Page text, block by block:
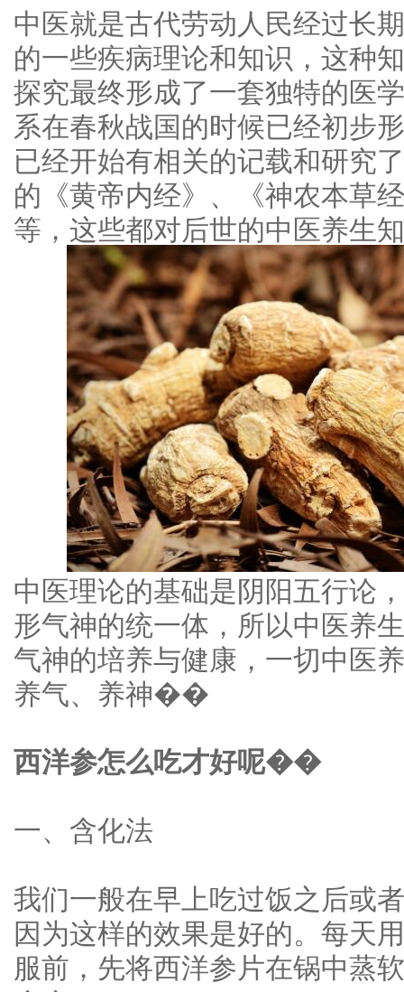
中医就是古代劳动人民经过长
的一些疾病理论和知识，这种
探究最终形成了一套独特的医
系在春秋战国的时候已经初步
已经开始有相关的记载和研究
的《黄帝内经》、《神农本草
等，这些都对后世的中医养
中医理论的基础是阴阳五行论
形气神的统一体，所以中医养
气神的培养与健康，一切中医
养气、养神��
西洋参怎么吃才好呢��
一、含化法
我们一般在早上吃过饭之后或
因为这样的效果是好的。每
服前，先将西洋参片在锅中蒸